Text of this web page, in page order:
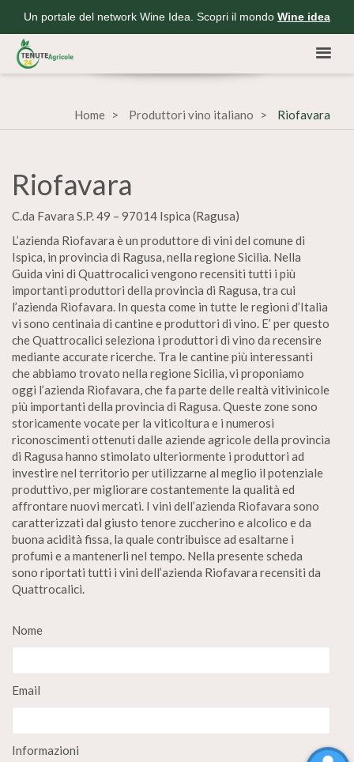
Un portale del network Wine Idea. Scopri il mondo Wine idea
Home Produttori vino italiano Riofavara
Riofavara
C.da Favara S.P. 49 – 97014 Ispica (Ragusa)
L’azienda Riofavara è un produttore di vini del comune di
Ispica, in provincia di Ragusa, nella regione Sicilia. Nella
Guida vini di Quattrocalici vengono recensiti tutti i più
importanti produttori della provincia di Ragusa, tra cui
l’azienda Riofavara. In questa come in tutte le regioni d’Italia
vi sono centinaia di cantine e produttori di vino. E’ per questo
che Quattrocalici seleziona i produttori di vino da recensire
mediante accurate ricerche. Tra le cantine più interessanti
che abbiamo trovato nella regione Sicilia, vi proponiamo
oggi l’azienda Riofavara, che fa parte delle realtà vitivinicole
più importanti della provincia di Ragusa. Queste zone sono
storicamente vocate per la viticoltura e i numerosi
riconoscimenti ottenuti dalle aziende agricole della provincia
di Ragusa hanno stimolato ulteriormente i produttori ad
investire nel territorio per utilizzarne al meglio il potenziale
produttivo, per migliorare costantemente la qualità ed
affrontare nuovi mercati. I vini dell’azienda Riofavara sono
caratterizzati dal giusto tenore zuccherino e alcolico e da
buona acidità fissa, la quale contribuisce ad esaltarne i
profumi e a mantenerli nel tempo. Nella presente scheda
sono riportati tutti i vini dell’azienda Riofavara recensiti da
Quattrocalici.
Nome
Email
Informazioni